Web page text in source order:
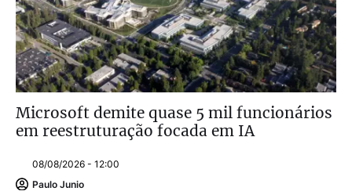
Microsoft demite quase 5 mil funcionários
em reestruturação focada em IA
08/08/2026 - 12:00
Paulo Junio